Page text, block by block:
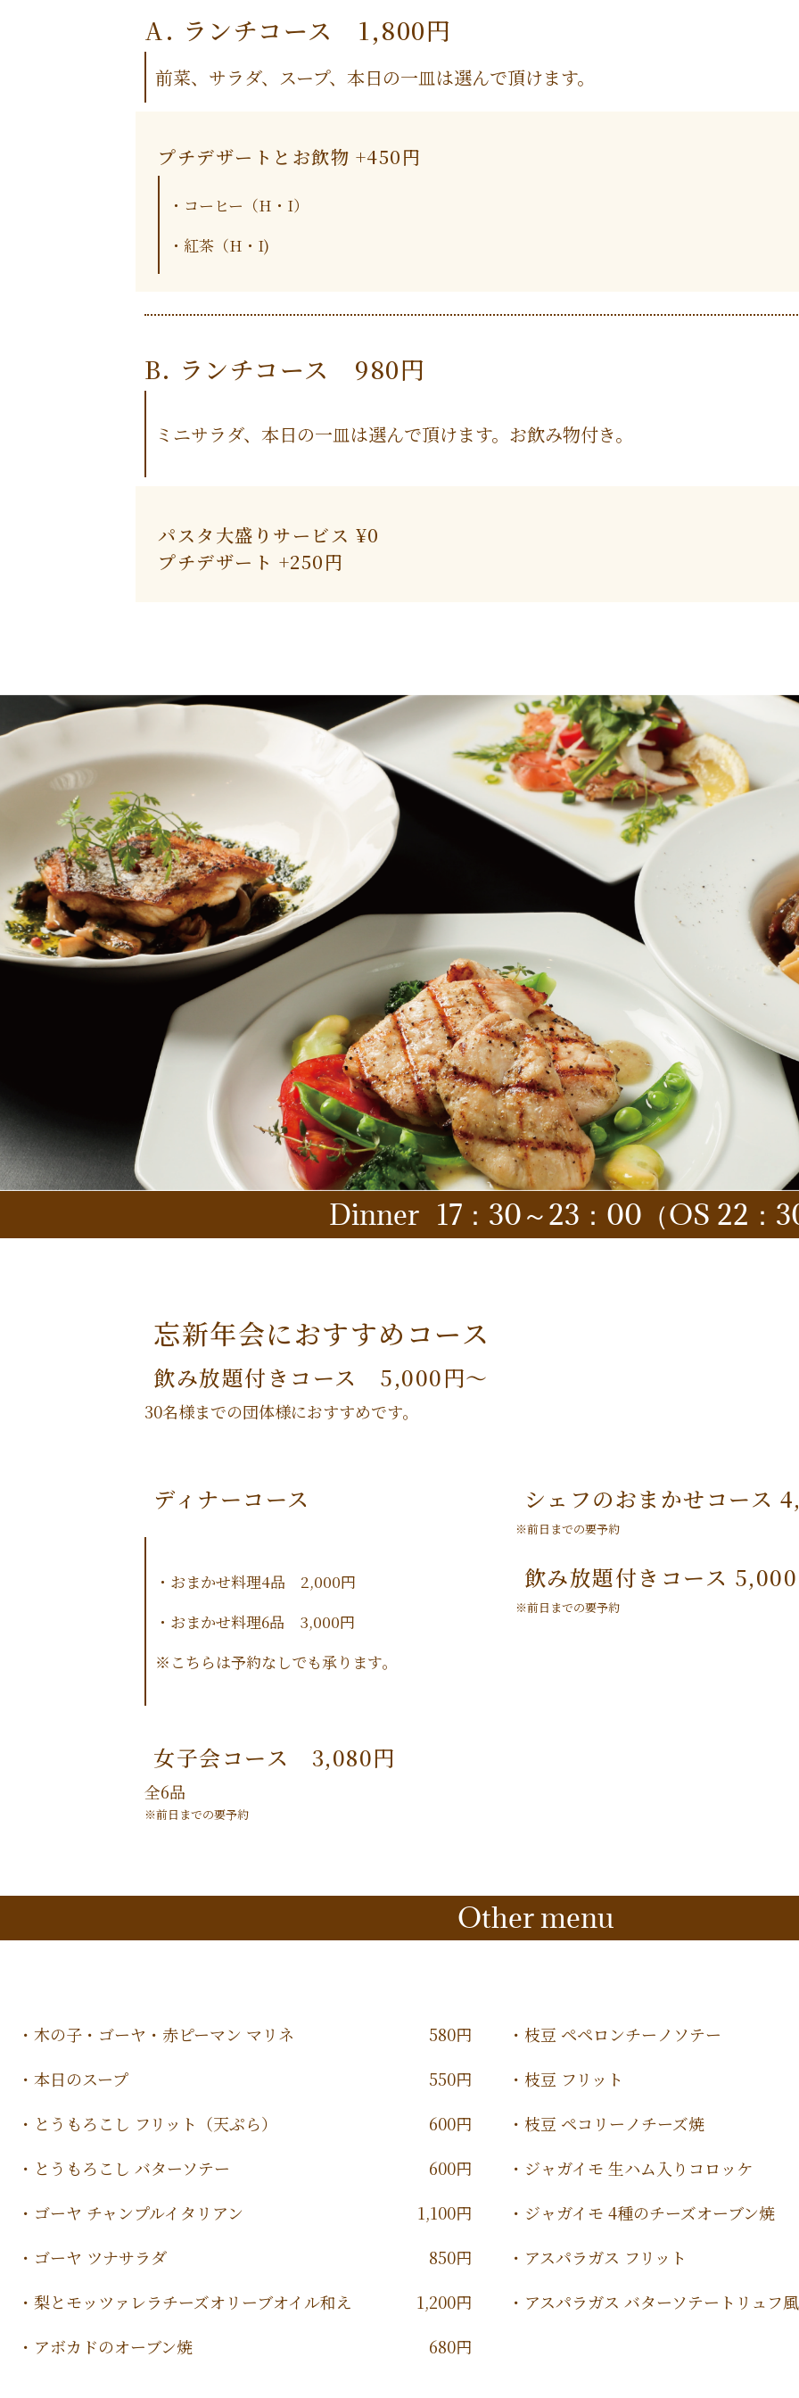
A. ランチコース 1,800円
前菜、サラダ、スープ、本日の一皿は選んで頂けます。
プチデザートとお飲物 +450円
・コーヒー（H・I）
・紅茶（H・I)
B. ランチコース 980円
ミニサラダ、本日の一皿は選んで頂けます。お飲み物付き。
パスタ大盛りサービス ¥0
プチデザート +250円
Dinner 17：30～23：00（OS 22：
忘新年会におすすめコース
飲み放題付きコース 5,000円〜
30名様までの団体様におすすめです。
ディナーコース
・おまかせ料理4品 2,000円
・おまかせ料理6品 3,000円
※こちらは予約なしでも承ります。
女子会コース 3,080円
全6品
※前日までの要予約
シェフのおまかせコース
※前日までの要予約
飲み放題付きコース
※前日までの要予約
Other menu
・木の子・ゴーヤ・赤ピーマン マリネ
580円
・本日のスープ
550円
・とうもろこし フリット（天ぷら）
600円
・とうもろこし バターソテー
600円
・ゴーヤ チャンプルイタリアン
1,100円
・ゴーヤ ツナサラダ
850円
・梨とモッツァレラチーズオリーブオイル和え
1,200円
・アボカドのオーブン焼
680円
・枝豆 ペペロンチーノソテー
・枝豆 フリット
・枝豆 ペコリーノチーズ焼
・ジャガイモ 生ハム入りコロッケ
・ジャガイモ 4種のチーズオーブン焼
・アスパラガス フリット
・アスパラガス バターソテートリュフ